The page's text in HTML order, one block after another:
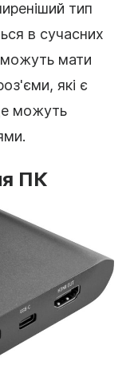
тип
в сучасних
можуть мати
які є
можуть
ПК